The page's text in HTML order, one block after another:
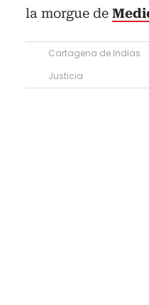
la morgue de
Cartagena de Indias
Justicia